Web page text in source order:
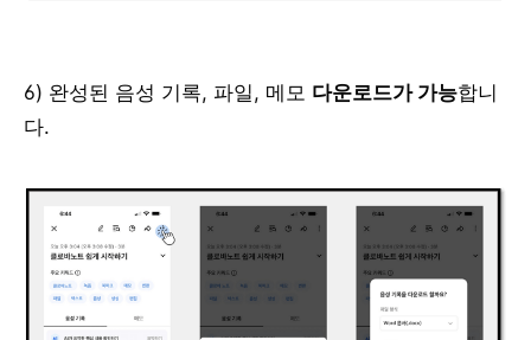
6) 완성된 음성 기록, 파일, 메모 다운로드가 가능합니
다.